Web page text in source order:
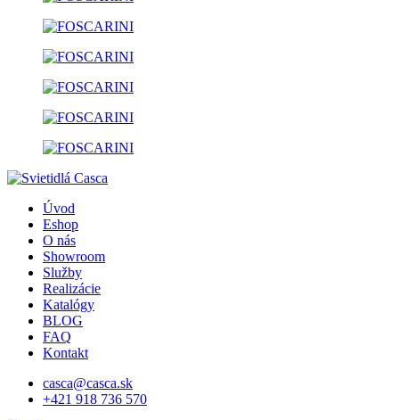
Úvod
Eshop
O nás
Showroom
Služby
Realizácie
Katalógy
BLOG
FAQ
Kontakt
casca@casca.sk
+421 918 736 570